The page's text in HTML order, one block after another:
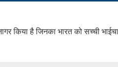
किया है जिनका भारत को सच्ची